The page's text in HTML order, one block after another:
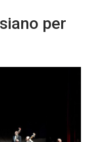
per